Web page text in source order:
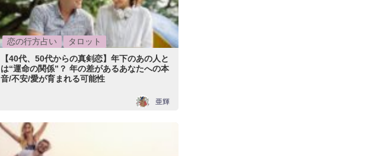
恋の行方占い
タロット
【40代、50代からの真剣恋】年下のあの人と
は“運命の関係”？ 年の差があるあなたへの本
音/不安/愛が育まれる可能性
亜輝